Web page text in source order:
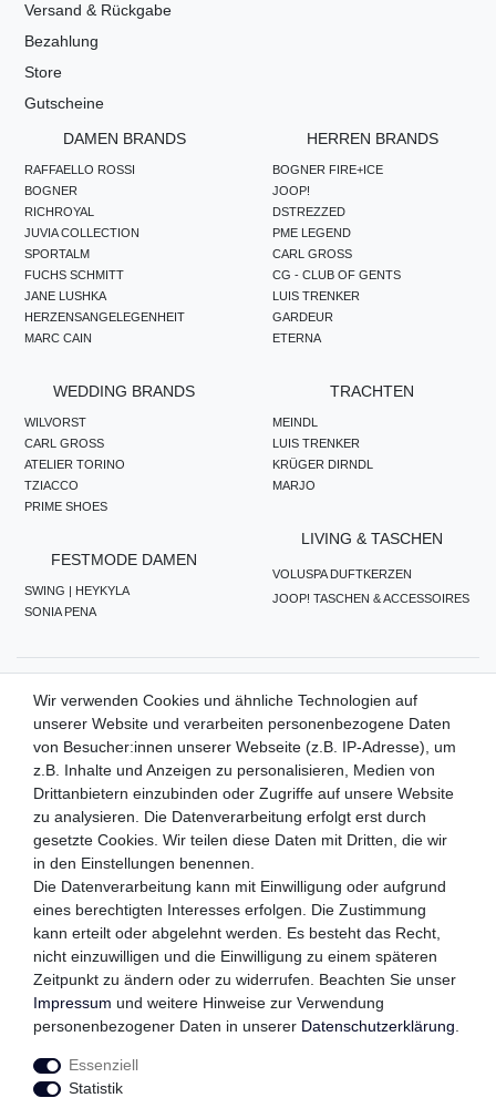
Versand & Rückgabe
Bezahlung
Store
Gutscheine
DAMEN BRANDS
RAFFAELLO ROSSI
BOGNER
RICHROYAL
JUVIA COLLECTION
SPORTALM
FUCHS SCHMITT
JANE LUSHKA
HERZENSANGELEGENHEIT
MARC CAIN
HERREN BRANDS
BOGNER FIRE+ICE
JOOP!
DSTREZZED
PME LEGEND
CARL GROSS
CG - CLUB OF GENTS
LUIS TRENKER
GARDEUR
ETERNA
WEDDING BRANDS
WILVORST
CARL GROSS
ATELIER TORINO
TZIACCO
PRIME SHOES
FESTMODE DAMEN
SWING | HEYKYLA
SONIA PENA
TRACHTEN
MEINDL
LUIS TRENKER
KRÜGER DIRNDL
MARJO
LIVING & TASCHEN
VOLUSPA DUFTKERZEN
JOOP! TASCHEN & ACCESSOIRES
ZAHLUNGSMETHODEN
WIR VERSENDEN MIT
QUALITÄTSVERSPRECHEN
FOLGEN SIE UNS
Impressum
Wir verwenden Cookies und ähnliche Technologien auf
unserer Website und verarbeiten personenbezogene Daten
von Besucher:innen unserer Webseite (z.B. IP-Adresse), um
z.B. Inhalte und Anzeigen zu personalisieren, Medien von
Drittanbietern einzubinden oder Zugriffe auf unsere Website
zu analysieren. Die Datenverarbeitung erfolgt erst durch
gesetzte Cookies. Wir teilen diese Daten mit Dritten, die wir
in den Einstellungen benennen.
Die Datenverarbeitung kann mit Einwilligung oder aufgrund
eines berechtigten Interesses erfolgen. Die Zustimmung
kann erteilt oder abgelehnt werden. Es besteht das Recht,
nicht einzuwilligen und die Einwilligung zu einem späteren
Zeitpunkt zu ändern oder zu widerrufen. Beachten Sie unser
Impressum und weitere Hinweise zur Verwendung
personenbezogener Daten in unserer Daten­schutz­erklärung
Essenziell
Statistik